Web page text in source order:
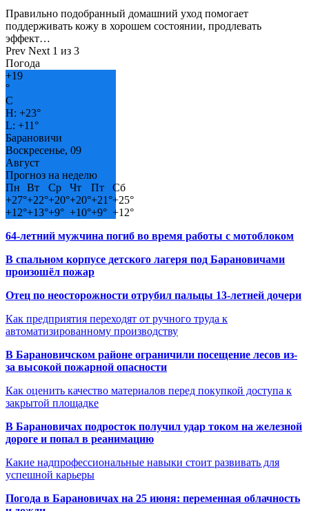
Правильно подобранный домашний уход помогает
поддерживать кожу в хорошем состоянии, продлевать
эффект…
Prev Next 1 из 3
Погода
+19
°
C
H: +23°
L: +11°
Барановичи
Воскресенье, 09
Август
Прогноз на неделю
Пн
Вт Ср Чт Пт
Сб
+27°+22°+20°+20°+21°+25°
+12°+13°+9° +10°+9° +12°
64-летний мужчина погиб во время работы с мотоблоком
В спальном корпусе детского лагеря под Барановичами
произошёл пожар
Отец по неосторожности отрубил пальцы 13-летней дочери
Как предприятия переходят от ручного труда к
автоматизированному производству
В Барановичском районе ограничили посещение лесов из-
за высокой пожарной опасности
Как оценить качество материалов перед покупкой доступа к
закрытой площадке
В Барановичах подросток получил удар током на железной
дороге и попал в реанимацию
Какие надпрофессиональные навыки стоит развивать для
успешной карьеры
Погода в Барановичах на 25 июня: переменная облачность